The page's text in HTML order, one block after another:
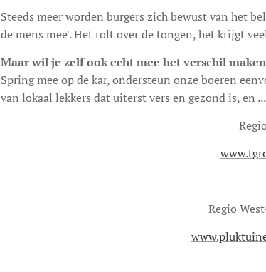
Steeds meer worden burgers zich bewust van het
de mens mee'. Het rolt over de tongen, het krijgt
Maar wil je zelf ook echt mee het verschil
Spring mee op de kar, ondersteun onze boeren
van lokaal lekkers dat uiterst vers en gezond is, en
Regio